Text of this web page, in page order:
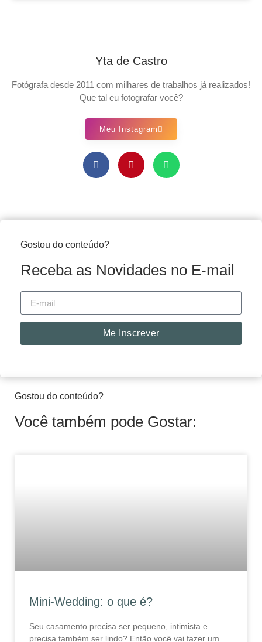
Yta de Castro
Fotógrafa desde 2011 com milhares de trabalhos já realizados!
Que tal eu fotografar você?
Meu Instagram
Gostou do conteúdo?
Receba as Novidades no E-mail
Me Inscrever
Gostou do conteúdo?
Você também pode Gostar:
Mini-Wedding: o que é?
Seu casamento precisa ser pequeno, intimista e
precisa também ser lindo? Então você vai fazer um